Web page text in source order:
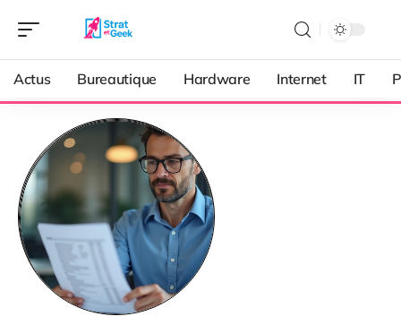
Actus Bureautique Hardware Internet IT